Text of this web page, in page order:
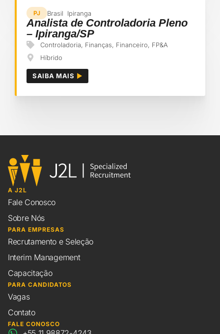
Brasil Ipiranga
PJ
Analista de Controladoria Pleno
– Ipiranga/SP
Controladoria, Finanças, Financeiro, FP&A
Híbrido
SAIBA MAIS
A J2L
Fale Conosco
Sobre Nós
PARA EMPRESAS
Recrutamento e Seleção
Interim Management
Capacitação
PARA CANDIDATOS
Vagas
Contato
FALE CONOSCO